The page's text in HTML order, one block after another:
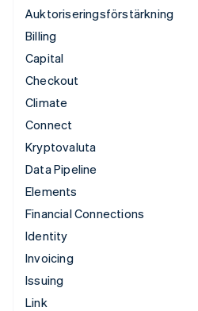
Auktoriseringsförstärkning
Billing
Capital
Checkout
Climate
Connect
Kryptovaluta
Data Pipeline
Elements
Financial Connections
Identity
Invoicing
Issuing
Link